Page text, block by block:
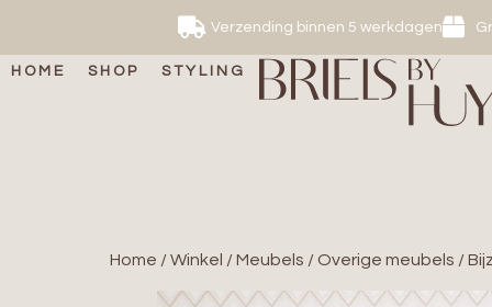
Verzending binnen 5 werkdagen
HOME SHOP STYLING
Home /Winkel /Meubels / Overige meubels /